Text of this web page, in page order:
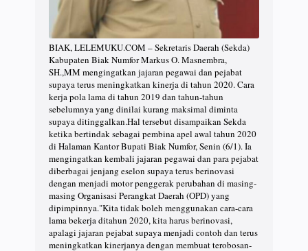
BIAK, LELEMUKU.COM – Sekretaris Daerah (Sekda)
Kabupaten Biak Numfor Markus O. Masnembra,
SH.,MM mengingatkan jajaran pegawai dan pejabat
supaya terus meningkatkan kinerja di tahun 2020. Cara
kerja pola lama di tahun 2019 dan tahun-tahun
sebelumnya yang dinilai kurang maksimal diminta
supaya ditinggalkan.Hal tersebut disampaikan Sekda
ketika bertindak sebagai pembina apel awal tahun 2020
di Halaman Kantor Bupati Biak Numfor, Senin (6/1). Ia
mengingatkan kembali jajaran pegawai dan para pejabat
diberbagai jenjang eselon supaya terus berinovasi
dengan menjadi motor penggerak perubahan di masing-
masing Organisasi Perangkat Daerah (OPD) yang
dipimpinnya."Kita tidak boleh menggunakan cara-cara
lama bekerja ditahun 2020, kita harus berinovasi,
apalagi jajaran pejabat supaya menjadi contoh dan terus
meningkatkan kinerjanya dengan membuat terobosan-